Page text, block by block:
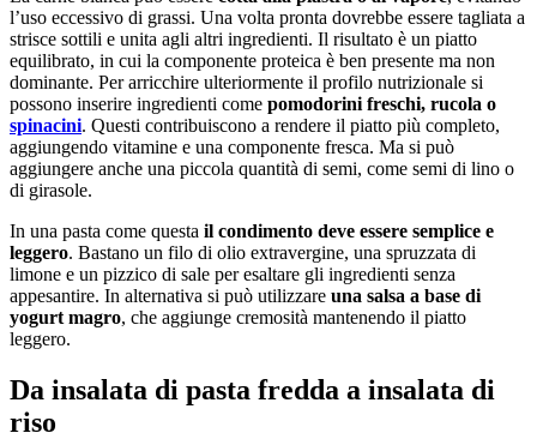
l’uso eccessivo di grassi. Una volta pronta dovrebbe essere tagliata a
strisce sottili e unita agli altri ingredienti. Il risultato è un piatto
equilibrato, in cui la componente proteica è ben presente ma non
dominante. Per arricchire ulteriormente il profilo nutrizionale si
possono inserire ingredienti come pomodorini freschi, rucola o
spinacini. Questi contribuiscono a rendere il piatto più completo,
aggiungendo vitamine e una componente fresca. Ma si può
aggiungere anche una piccola quantità di semi, come semi di lino o
di girasole.
In una pasta come questa il condimento deve essere semplice e
leggero. Bastano un filo di olio extravergine, una spruzzata di
limone e un pizzico di sale per esaltare gli ingredienti senza
appesantire. In alternativa si può utilizzare una salsa a base di
yogurt magro, che aggiunge cremosità mantenendo il piatto
leggero.
Da insalata di pasta fredda a insalata di
riso